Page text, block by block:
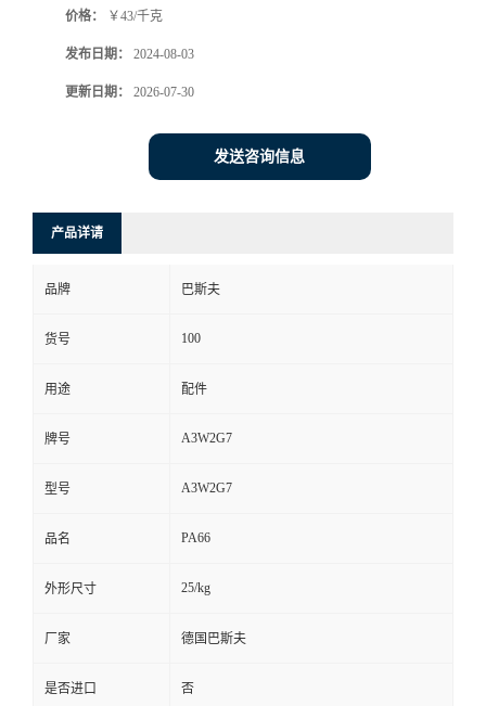
价格： ￥43/千克
发布日期： 2024-08-03
更新日期： 2026-07-30
发送咨询信息
产品详请
品牌 巴斯夫
货号 100
用途 配件
牌号 A3W2G7
型号 A3W2G7
品名 PA66
外形尺寸 25/kg
厂家 德国巴斯夫
是否进口 否